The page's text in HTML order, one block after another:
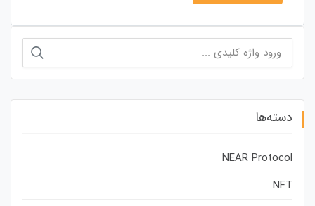
برای:
دسته‌ها
NEAR Protocol
NFT